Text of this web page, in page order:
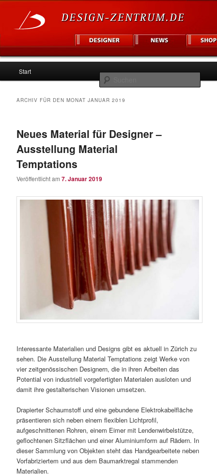
Design Zentrum
Zum
Zum
wechseln
Start
ARCHIV FÜR DEN MONATJANUAR 2019
Neues Material für Designer –
Ausstellung Material
Temptations
Veröffentlicht am7. Januar 2019
Interessante Materialien und Designs gibt es aktuell in Zürich zu
sehen. Die Ausstellung Material Temptations zeigt Werke von
vier zeitgenössischen Designern, die in ihren Arbeiten das
Potential von industriell vorgefertigten Materialen ausloten und
damit ihre gestalterischen Visionen umsetzen.
Drapierter Schaumstoff und eine gebundene Elektrokabelfläche
präsentieren sich neben einem flexiblen Lichtprofil,
aufgeschnittenen Rohren, einem Eimer mit Lendenwirbelstütze,
geflochtenen Sitzflächen und einer Aluminiumform auf Rädern. In
dieser Sammlung von Objekten steht das Handgearbeitete neben
Vorfabriziertem und aus dem Baumarktregal stammenden
Materialien.